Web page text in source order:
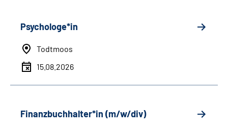
Psychologe*in
Todtmoos
15.08.2026
Finanzbuchhalter*in (m/w/div)